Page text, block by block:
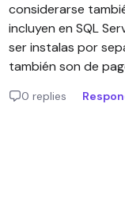
considerarse
incluyen en SQL
ser instalas por
también son de
0 replies